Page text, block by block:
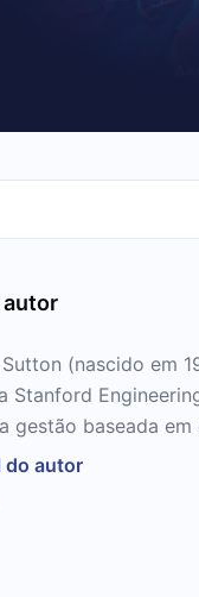
autor
(nascido em
Stanford
gestão baseada em
do autor